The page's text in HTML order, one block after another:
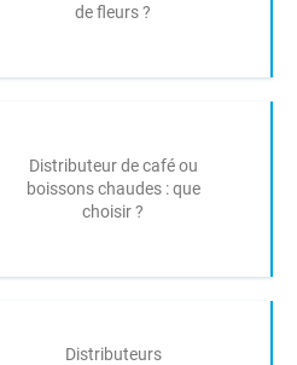
de fleurs ?
Distributeur de café ou
boissons chaudes : que
choisir ?
Distributeurs